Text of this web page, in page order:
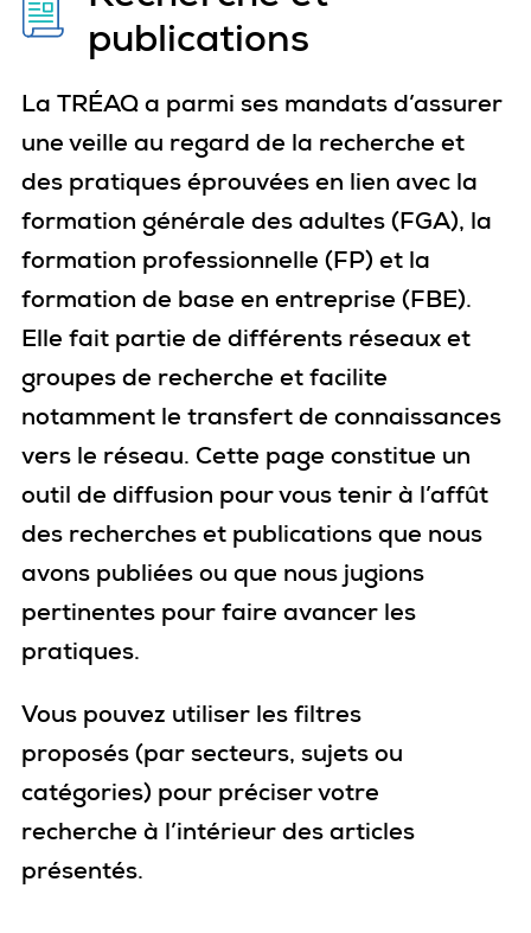
publications
La TRÉAQ a parmi ses mandats d’assurer
une veille au regard de la recherche et
des pratiques éprouvées en lien avec la
formation générale des adultes (FGA), la
formation professionnelle (FP) et la
formation de base en entreprise (FBE).
Elle fait partie de différents réseaux et
groupes de recherche et facilite
notamment le transfert de connaissances
vers le réseau. Cette page constitue un
outil de diffusion pour vous tenir à l’affût
des recherches et publications que nous
avons publiées ou que nous jugions
pertinentes pour faire avancer les
pratiques.
Vous pouvez utiliser les filtres
proposés(par secteurs, sujets ou
catégories) pour préciser votre
recherche à l’intérieur des articles
présentés.